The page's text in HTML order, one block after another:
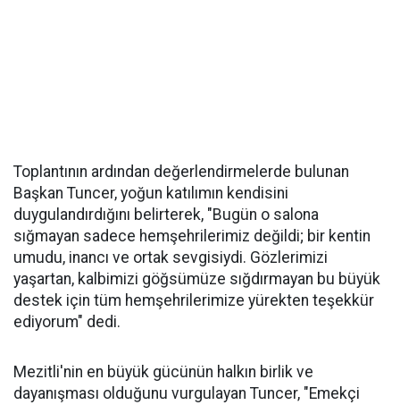
Toplantının ardından değerlendirmelerde bulunan
Başkan Tuncer, yoğun katılımın kendisini
duygulandırdığını belirterek, "Bugün o salona
sığmayan sadece hemşehrilerimiz değildi; bir kentin
umudu, inancı ve ortak sevgisiydi. Gözlerimizi
yaşartan, kalbimizi göğsümüze sığdırmayan bu büyük
destek için tüm hemşehrilerimize yürekten teşekkür
ediyorum" dedi.
Mezitli'nin en büyük gücünün halkın birlik ve
dayanışması olduğunu vurgulayan Tuncer, "Emekçi